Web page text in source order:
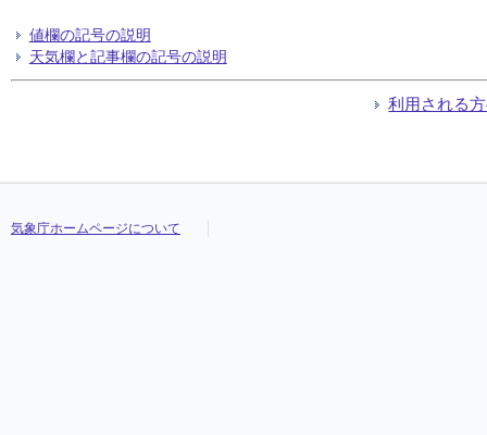
値欄の記号の説明
天気欄と記事欄の記号の説明
利用される
気象庁ホームページについて